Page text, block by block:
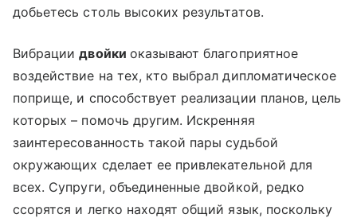
добьетесь столь высоких результатов.
Вибрациидвойки оказывают благоприятное
воздействие на тех, кто выбрал дипломатическое
поприще, и способствует реализации планов, цель
которых – помочь другим. Искренняя
заинтересованность такой пары судьбой
окружающих сделает ее привлекательной для
всех. Супруги, объединенные двойкой, редко
ссорятся и легко находят общий язык, поскольку